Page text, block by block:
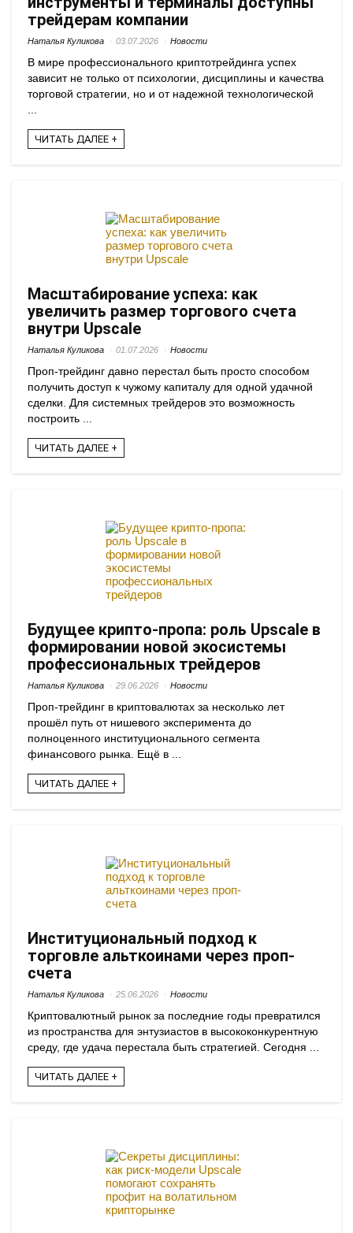
трейдерам компании
Наталья Куликова 03.07.2026 Новости
В мире профессионального криптотрейдинга успех
зависит не только от психологии, дисциплины и качества
торговой стратегии, но и от надежной технологической
ЧИТАТЬ ДАЛЕЕ +
Масштабирование успеха: как
увеличить размер торгового счета
внутри Upscale
Наталья Куликова 01.07.2026 Новости
Проп-трейдинг давно перестал быть просто способом
получить доступ к чужому капиталу для одной удачной
сделки. Для системных трейдеров это возможность
построить ...
ЧИТАТЬ ДАЛЕЕ +
Будущее крипто-пропа: роль Upscale в
формировании новой экосистемы
профессиональных трейдеров
Наталья Куликова 29.06.2026 Новости
Проп-трейдинг в криптовалютах за несколько лет
прошёл путь от нишевого эксперимента до
полноценного институционального сегмента
финансового рынка. Ещё в ...
ЧИТАТЬ ДАЛЕЕ +
Институциональный подход к
торговле альткоинами через проп-
счета
Наталья Куликова 25.06.2026 Новости
Криптовалютный рынок за последние годы превратился
из пространства для энтузиастов в высококонкурентную
среду, где удача перестала быть стратегией. Сегодня ...
ЧИТАТЬ ДАЛЕЕ +